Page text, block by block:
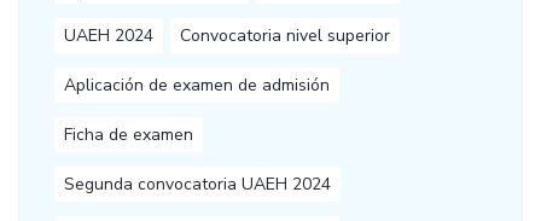
UAEH 2024 Convocatoria nivel superior
Aplicación de examen de admisión
Ficha de examen
Segunda convocatoria UAEH 2024